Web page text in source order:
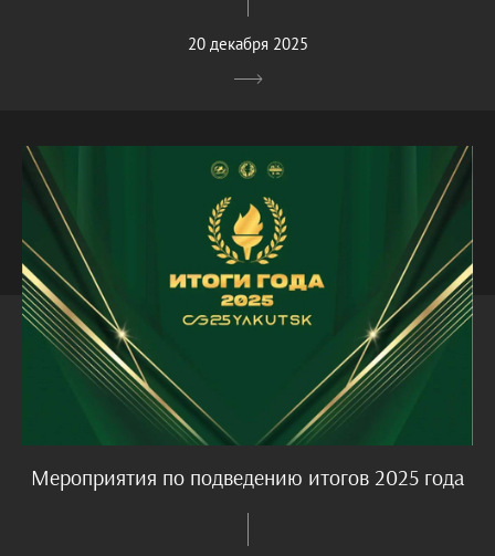
20 декабря 2025
Мероприятия по подведению итогов 2025 года